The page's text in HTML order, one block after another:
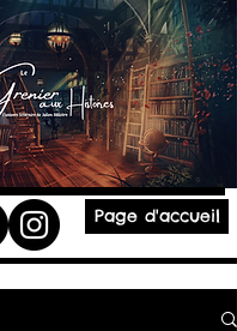
Page d'accueil